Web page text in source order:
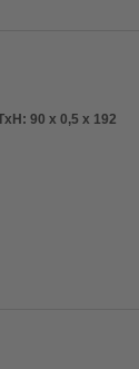
90 x 0,5 x 192